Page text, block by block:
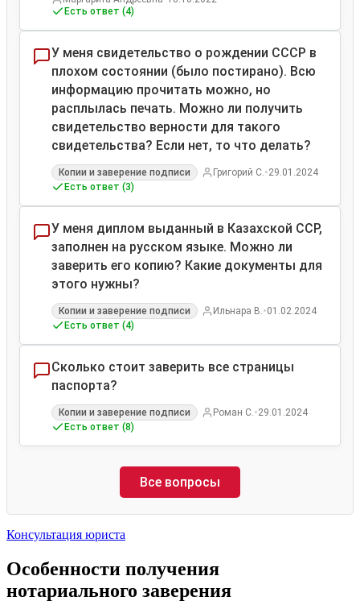
Есть ответ (4)
У меня свидетельство о рождении СССР в
плохом состоянии (было постирано). Всю
информацию прочитать можно, но
расплылась печать. Можно ли получить
свидетельство верности для такого
свидетельства? Если нет, то что делать?
Копии и заверение подписи Григорий С. •29.01.2024
Есть ответ (3)
У меня диплом выданный в Казахской ССР,
заполнен на русском языке. Можно ли
заверить его копию? Какие документы для
этого нужны?
Копии и заверение подписи Ильнара В. •01.02.2024
Есть ответ (4)
Сколько стоит заверить все страницы
паспорта?
Копии и заверение подписи Роман С. •29.01.2024
Есть ответ (8)
Все вопросы
Консультация юриста
Особенности получения
нотариального заверения